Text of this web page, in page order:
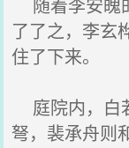
了了之，李玄
住了下来。
庭院内，白
弩，裴承舟则